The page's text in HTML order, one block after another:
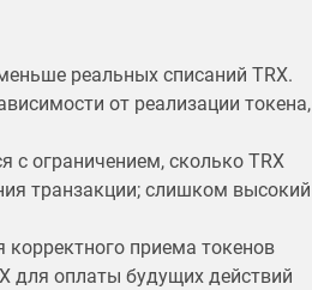
реальных списаний TRX.
от реализации токена,
с ограничением, сколько TRX
транзакции; слишком высокий
корректного приема токенов
для оплаты будущих действий